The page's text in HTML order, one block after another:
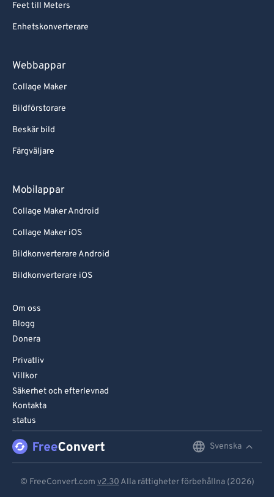
Feet till Meters
Enhetskonverterare
Webbappar
Collage Maker
Bildförstorare
Beskär bild
Färgväljare
Mobilappar
Collage Maker Android
Collage Maker iOS
Bildkonverterare Android
Bildkonverterare iOS
Om oss
Blogg
Donera
Privatliv
Villkor
Säkerhet och efterlevnad
Kontakta
status
Svenska
© FreeConvert.com v2.30 Alla rättigheter förbehållna (2026)